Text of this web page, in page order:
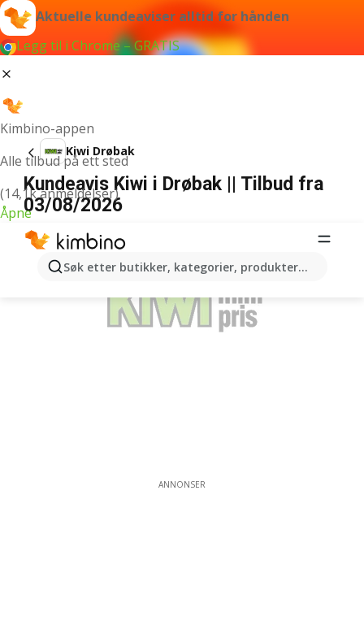
Aktuelle kundeaviser alltid for hånden
Legg til i Chrome – GRATIS
Kimbino-appen
Alle tilbud på ett sted
(14,1k anmeldelser)
Åpne
Søk etter butikker, kategorier, produkter...
Kiwi Drøbak
Kundeavis Kiwi i Drøbak || Tilbud fra
03/08/2026
ANNONSER